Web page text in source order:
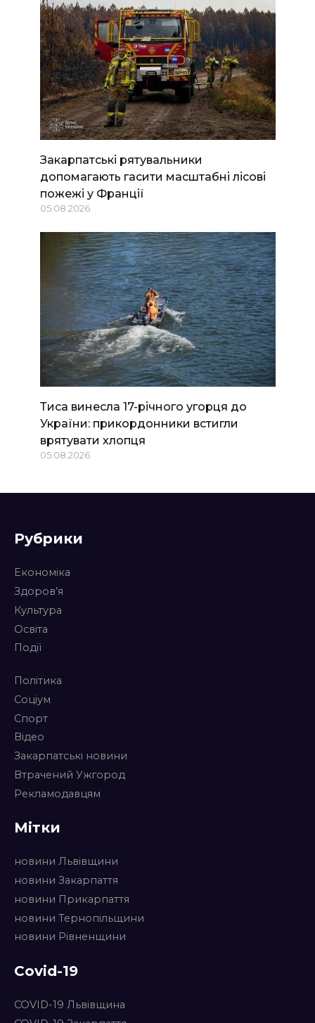
Закарпатські рятувальники
допомагають гасити масштабні лісові
пожежі у Франції
05.08.2026
Тиса винесла 17-річного угорця до
України: прикордонники встигли
врятувати хлопця
05.08.2026
Рубрики
Економіка
Здоров’я
Культура
Освіта
Події
Політика
Соціум
Спорт
Відео
Закарпатські новини
Втрачений Ужгород
Рекламодавцям
Мітки
новини Львівщини
новини Закарпаття
новини Прикарпаття
новини Тернопільщини
новини Рівненщини
Covid-19
COVID-19 Львівщина